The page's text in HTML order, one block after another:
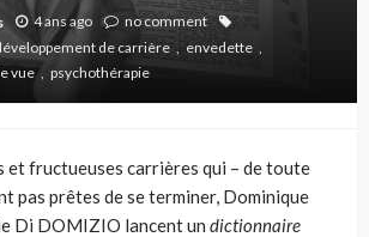
4 ans ago
no comment
de carrière
envedette
vue psychothérapie
et fructueuses carrières qui – de toute
pas prêtes de se terminer, Dominique
Di DOMIZIO lancent un dictionnaire